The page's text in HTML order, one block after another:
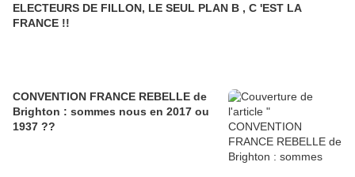
ELECTEURS DE FILLON, LE SEUL PLAN B , C 'EST LA
FRANCE !!
CONVENTION FRANCE REBELLE de
Brighton : sommes nous en 2017 ou
1937 ??